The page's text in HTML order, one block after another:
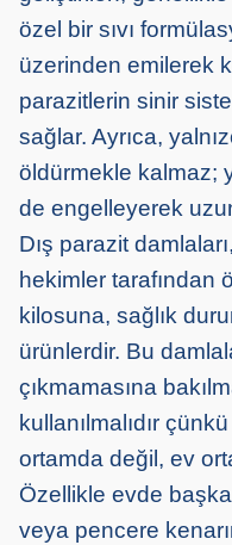
özel bir sıvı
üzerinden emilerek
parazitlerin sinir
sağlar. Ayrıca,
öldürmekle kalmaz;
de engelleyerek
Dış parazit
hekimler tarafından
kilosuna, sağlık
ürünlerdir. Bu
çıkmamasına
kullanılmalıdır
ortamda değil, ev
Özellikle evde
veya pencere